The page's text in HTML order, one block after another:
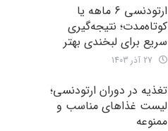
ارتودنسی 6 ماهه یا
کوتاه‌مدت؛ نتیجه‌گیری
سریع برای لبخندی بهتر
تغذیه در دوران ارتودنسی؛
لیست غذاهای مناسب و
ممنوعه